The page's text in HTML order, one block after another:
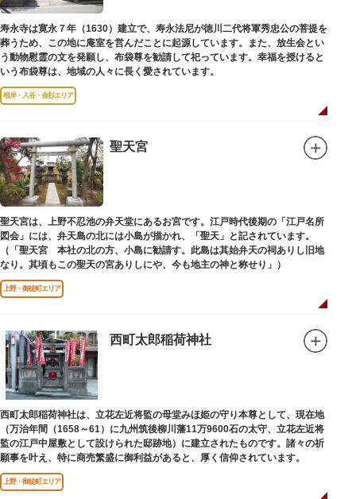
寿永寺は寛永７年（1630）建立で、寿永法尼が徳川二代将軍秀忠公の菩提を
葬うため、この地に庵室を営んだことに起源しています。また、放生会とい
う動物慰霊の文を発願し、布袋尊を勧請して祀っています。幸福を授けると
いう布袋尊は、地域の人々に長く愛されています。
根岸・入谷・金杉エリア
聖天宮
聖天宮は、上野不忍池の弁天堂にあるお宮です。江戸時代後期の「江戸名所
図会」には、弁天島の北には小島が描かれ、「聖天」と記されています。
（「聖天宮 本社の北の方、小島に勧請す。此島は其始弁天の祠ありし旧地
なり。其頃もこの聖天の宮ありしにや、今も地主の神と称せり」）
上野・御徒町エリア
西町太郎稲荷神社
西町太郎稲荷神社は、立花左近将監の母堂みほ姫の守り本尊として、現在地
（万治年間（1658～61）に九州筑後柳川藩11万9600石の太守、立花左近将
監の江戸中屋敷として設けられた邸跡地）に建立されたものです。諸々の祈
願事を叶え、特に商売繁盛に御利益があると、厚く信仰されています。
上野・御徒町エリア